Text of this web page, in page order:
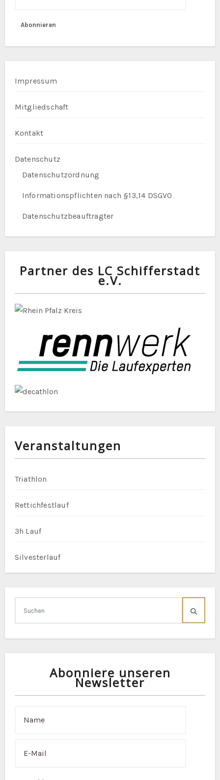
Abonnieren
Impressum
Mitgliedschaft
Kontakt
Datenschutz
Datenschutzordnung
Informationspflichten nach §13,14 DSGVO
Datenschutzbeauftragter
Partner des LC Schifferstadt
e.V.
Veranstaltungen
Triathlon
Rettichfestlauf
3h Lauf
Silvesterlauf
Abonniere unseren
Newsletter